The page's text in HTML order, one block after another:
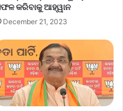
କରିବାକୁ ଆହ୍ୱାନ
December 21, 2023